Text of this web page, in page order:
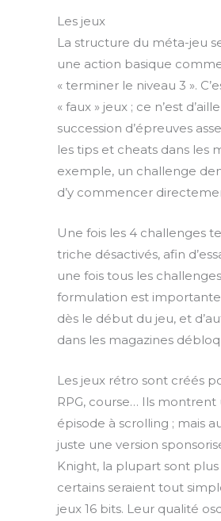
Les jeux
La structure du méta-jeu
une action basique
« terminer le niveau 3 ».
« faux » jeux ; ce n’est
succession d’épreuves
les tips et cheats dans les
exemple, un challenge
d’y commencer
Une fois les 4 challenges
triche désactivés, afin
une fois tous les
formulation est
dès le début du jeu, et
dans les magazines
Les jeux rétro sont créés
RPG, course… Ils
épisode à scrolling ; mais
juste une version
Knight, la plupart sont
certains seraient tout
jeux 16 bits. Leur qualité